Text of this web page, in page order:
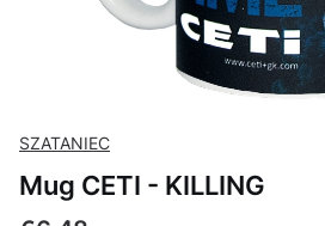
SZATANIEC
Mug CETI - KILLING